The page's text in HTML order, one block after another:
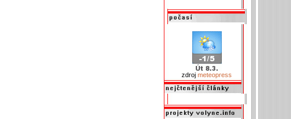
zdroj meteopress